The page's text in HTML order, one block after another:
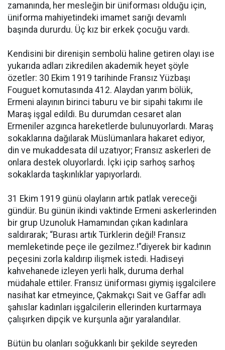
zamanında, her mesleğin bir üniforması olduğu için,
üniforma mahiyetindeki imamet sarığı devamlı
başında dururdu. Üç kız bir erkek çocuğu vardı.
Kendisini bir direnişin sembolü haline getiren olayı ise
yukarıda adları zikredilen akademik heyet şöyle
özetler: 30 Ekim 1919 tarihinde Fransız Yüzbaşı
Fouguet komutasında 412. Alaydan yarım bölük,
Ermeni alayının birinci taburu ve bir sipahi takımı ile
Maraş işgal edildi. Bu durumdan cesaret alan
Ermeniler azgınca hareketlerde bulunuyorlardı. Maraş
sokaklarına dağılarak Müslümanlara hakaret ediyor,
din ve mukaddesata dil uzatıyor; Fransız askerleri de
onlara destek oluyorlardı. İçki içip sarhoş sarhoş
sokaklarda taşkınlıklar yapıyorlardı.
31 Ekim 1919 günü olayların artık patlak vereceği
gündür. Bu günün ikindi vaktinde Ermeni askerlerinden
bir grup Uzunoluk Hamamından çıkan kadınlara
saldırarak; “Burası artık Türklerin değil! Fransız
memleketinde peçe ile gezilmez.!”diyerek bir kadının
peçesini zorla kaldırıp ilişmek istedi. Hadiseyi
kahvehanede izleyen yerli halk, duruma derhal
müdahale ettiler. Fransız üniforması giymiş işgalcilere
nasihat kar etmeyince, Çakmakçı Sait ve Gaffar adlı
şahıslar kadınları işgalcilerin ellerinden kurtarmaya
çalışırken dipçik ve kurşunla ağır yaralandılar.
Bütün bu olanları soğukkanlı bir şekilde seyreden